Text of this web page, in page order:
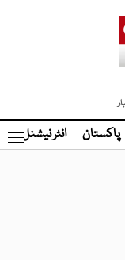
پاکستان انٹر نیشنل